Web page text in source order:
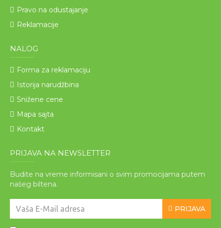
Pravo na odustajanje
Reklamacije
NALOG
Forma za reklamaciju
Istorija narudžbina
Snižene cene
Mapa sajta
Kontakt
PRIJAVA NA NEWSLETTER
Budite na vreme informisani o svim promocijama putem
našeg biltena.
PRIJAVA